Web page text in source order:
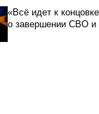
«Всё идет к
о завершении СВО и